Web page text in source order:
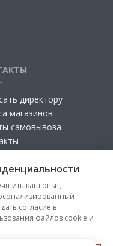
директору
магазинов
самовывоза
Все права защищены
ваш опыт,
согласие в
файлов cookie и